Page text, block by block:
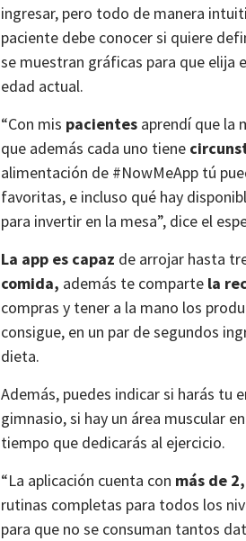
ingresar, pero todo de manera
paciente debe conocer si quiere
se muestran gráficas para que elija
edad actual.
“Con mis pacientes aprendí que la
que además cada uno tiene
alimentación de #NowMeApp tú
favoritas, e incluso qué hay
para invertir en la mesa”, dice el
La app es capaz de arrojar hasta
comida, además te comparte la
compras y tener a la mano los
consigue, en un par de segundos
dieta.
Además, puedes indicar si harás tu
gimnasio, si hay un área muscular
tiempo que dedicarás al ejercicio.
“La aplicación cuenta con más de
rutinas completas para todos los
para que no se consuman tantos